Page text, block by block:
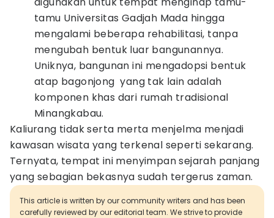
tamu Universitas Gadjah Mada hingga
mengalami beberapa rehabilitasi, tanpa
mengubah bentuk luar bangunannya.
Uniknya, bangunan ini mengadopsi bentuk
atap bagonjong yang tak lain adalah
komponen khas dari rumah tradisional
Minangkabau.
Kaliurang tidak serta merta menjelma menjadi
kawasan wisata yang terkenal seperti sekarang.
Ternyata, tempat ini menyimpan sejarah panjang
yang sebagian bekasnya sudah tergerus zaman.
This article is written by our community writers and has been
carefully reviewed by our editorial team. We strive to provide